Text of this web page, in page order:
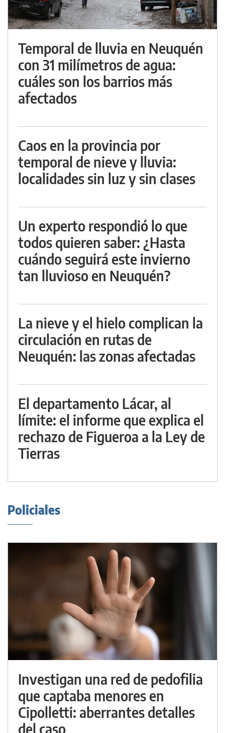
Temporal de lluvia en Neuquén
con 31 milímetros de agua:
cuáles son los barrios más
afectados
Caos en la provincia por
temporal de nieve y lluvia:
localidades sin luz y sin clases
Un experto respondió lo que
todos quieren saber: ¿Hasta
cuándo seguirá este invierno
tan lluvioso en Neuquén?
La nieve y el hielo complican la
circulación en rutas de
Neuquén: las zonas afectadas
El departamento Lácar, al
límite: el informe que explica el
rechazo de Figueroa a la Ley de
Tierras
Policiales
Investigan una red de pedofilia
que captaba menores en
Cipolletti: aberrantes detalles
del caso